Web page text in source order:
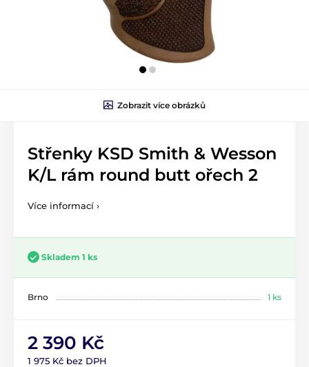
Zobrazit více obrázků
Střenky KSD Smith & Wesson
K/L rám round butt ořech 2
Více informací ›
Skladem 1 ks
Brno 1 ks
2 390 Kč
1 975 Kč bez DPH